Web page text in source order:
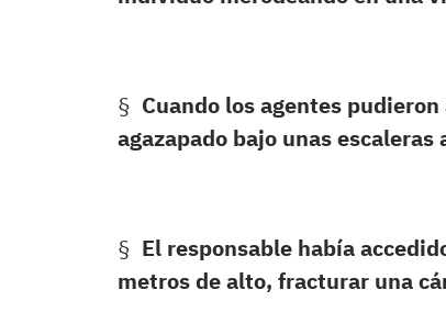
§ Cuando los agentes
agazapado bajo unas escaleras
§ El responsable había
metros de alto, fracturar una